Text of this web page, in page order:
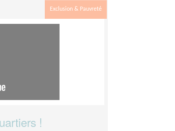
Exclusion & Pauvreté
!